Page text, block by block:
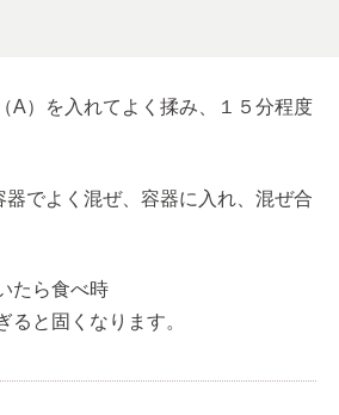
A）を入れてよく揉み、１５分程度
器でよく混ぜ、容器に入れ、混ぜ合
たら食べ時
と固くなります。